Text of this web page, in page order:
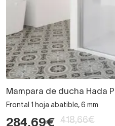
Mampara de ducha Hada
Frontal 1 hoja abatible, 6 mm
284,69€ 418,66€